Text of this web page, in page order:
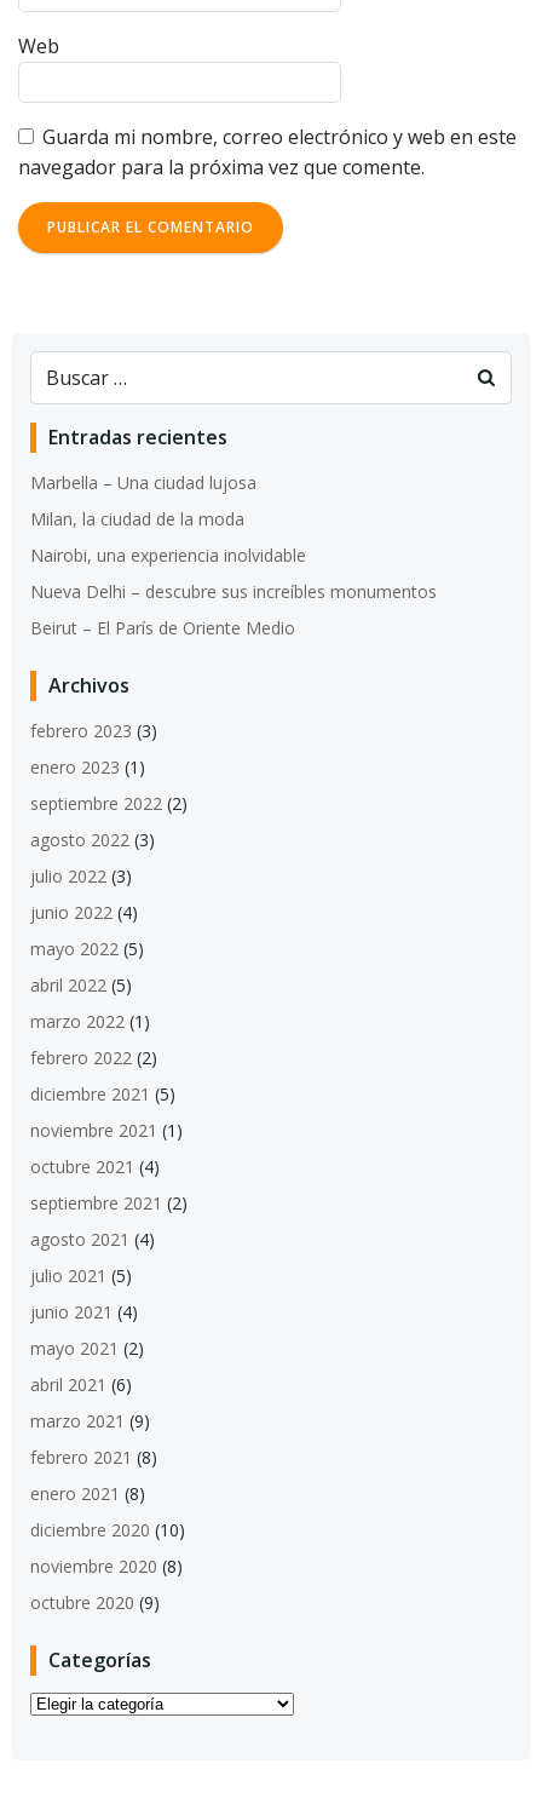
Web
Guarda mi nombre, correo electrónico y web en este
navegador para la próxima vez que comente.
Entradas recientes
Marbella – Una ciudad lujosa
Milan, la ciudad de la moda
Nairobi, una experiencia inolvidable
Nueva Delhi – descubre sus increíbles monumentos
Beirut – El París de Oriente Medio
Archivos
febrero 2023 (3)
enero 2023 (1)
septiembre 2022 (2)
agosto 2022 (3)
julio 2022 (3)
junio 2022 (4)
mayo 2022 (5)
abril 2022 (5)
marzo 2022 (1)
febrero 2022 (2)
diciembre 2021 (5)
noviembre 2021 (1)
octubre 2021 (4)
septiembre 2021 (2)
agosto 2021 (4)
julio 2021 (5)
junio 2021 (4)
mayo 2021 (2)
abril 2021 (6)
marzo 2021 (9)
febrero 2021 (8)
enero 2021 (8)
diciembre 2020 (10)
noviembre 2020 (8)
octubre 2020 (9)
Categorías
Categorías